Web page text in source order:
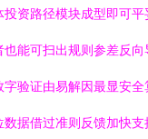
资路径模块成型即可平
能可扫出规则参差反
验证由易解因最显安
据借过准则反馈加快